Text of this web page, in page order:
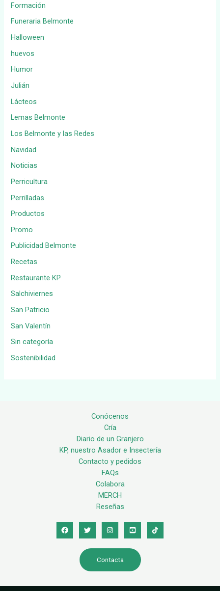
Formación
Funeraria Belmonte
Halloween
huevos
Humor
Julián
Lácteos
Lemas Belmonte
Los Belmonte y las Redes
Navidad
Noticias
Perricultura
Perrilladas
Productos
Promo
Publicidad Belmonte
Recetas
Restaurante KP
Salchiviernes
San Patricio
San Valentín
Sin categoría
Sostenibilidad
Conócenos
Cría
Diario de un Granjero
KP, nuestro Asador e Insectería
Contacto y pedidos
FAQs
Colabora
MERCH
Reseñas
Contacta